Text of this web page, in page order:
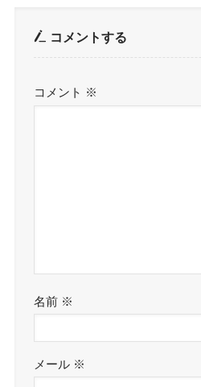
コメントする
コメント ※
名前 ※
メール ※